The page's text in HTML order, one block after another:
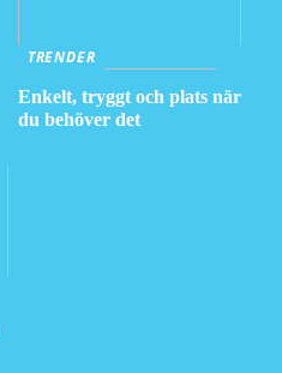
TRENDER
Enkelt, tryggt och plats när
du behöver det